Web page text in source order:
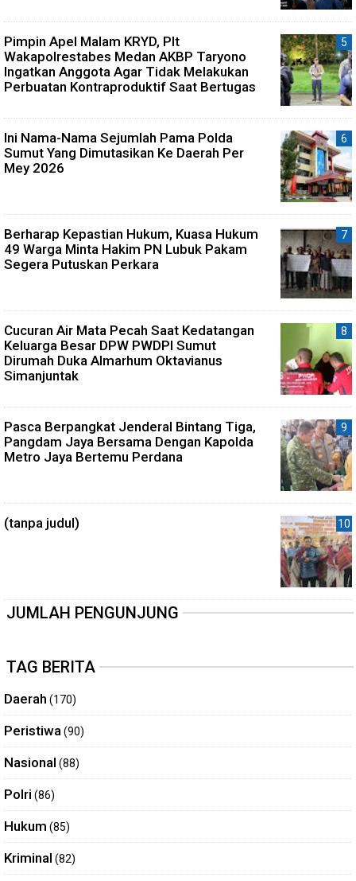
Pimpin Apel Malam KRYD, Plt
Wakapolrestabes Medan AKBP Taryono
Ingatkan Anggota Agar Tidak Melakukan
Perbuatan Kontraproduktif Saat Bertugas
Ini Nama-Nama Sejumlah Pama Polda
Sumut Yang Dimutasikan Ke Daerah Per
Mey 2026
Berharap Kepastian Hukum, Kuasa Hukum
49 Warga Minta Hakim PN Lubuk Pakam
Segera Putuskan Perkara
Cucuran Air Mata Pecah Saat Kedatangan
Keluarga Besar DPW PWDPI Sumut
Dirumah Duka Almarhum Oktavianus
Simanjuntak
Pasca Berpangkat Jenderal Bintang Tiga,
Pangdam Jaya Bersama Dengan Kapolda
Metro Jaya Bertemu Perdana
(tanpa judul)
JUMLAH PENGUNJUNG
TAG BERITA
Daerah (170)
Peristiwa(90)
Nasional (88)
Polri (86)
Hukum (85)
Kriminal (82)